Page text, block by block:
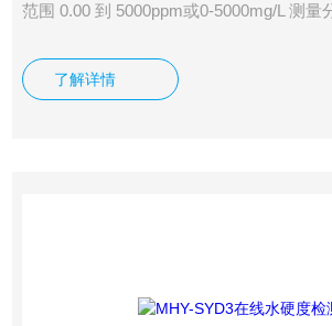
范围 0.00 到 5000ppm或0-5000mg/L 测量
±0.1ppm,±1ppm 电压输入范围 0.0-
1000/NTC10K 温度测量范围 -10.0 到
了解详情